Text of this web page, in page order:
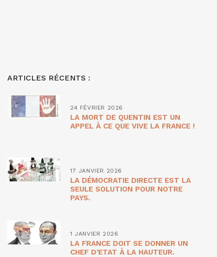
ARTICLES RÉCENTS :
24 FÉVRIER 2026
LA MORT DE QUENTIN EST UN
APPEL À CE QUE VIVE LA FRANCE !
17 JANVIER 2026
LA DÉMOCRATIE DIRECTE EST LA
SEULE SOLUTION POUR NOTRE
PAYS.
1 JANVIER 2026
LA FRANCE DOIT SE DONNER UN
CHEF D’ETAT À LA HAUTEUR.